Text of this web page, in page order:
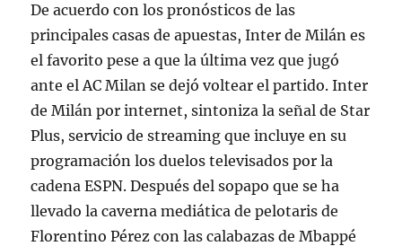
De acuerdo con los pronósticos de las
principales casas de apuestas, Inter de Milán es
el favorito pese a que la última vez que jugó
ante el AC Milan se dejó voltear el partido. Inter
de Milán por internet, sintoniza la señal de Star
Plus, servicio de streaming que incluye en su
programación los duelos televisados por la
cadena ESPN. Después del sopapo que se ha
llevado la caverna mediática de pelotaris de
Florentino Pérez con las calabazas de Mbappé